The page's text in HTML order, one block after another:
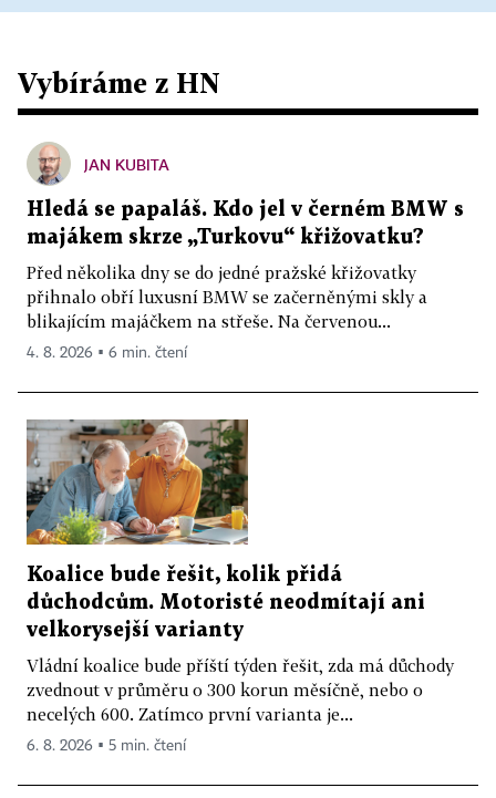
Vybíráme z HN
JAN KUBITA
Hledá se papaláš. Kdo jel v černém BMW s
majákem skrze „Turkovu“ křižovatku?
Před několika dny se do jedné pražské křižovatky
přihnalo obří luxusní BMW se začerněnými skly a
blikajícím majáčkem na střeše. Na červenou...
4. 8. 2026 ▪ 6 min. čtení
Koalice bude řešit, kolik přidá
důchodcům. Motoristé neodmítají ani
velkorysejší varianty
Vládní koalice bude příští týden řešit, zda má důchody
zvednout v průměru o 300 korun měsíčně, nebo o
necelých 600. Zatímco první varianta je...
6. 8. 2026 ▪ 5 min. čtení